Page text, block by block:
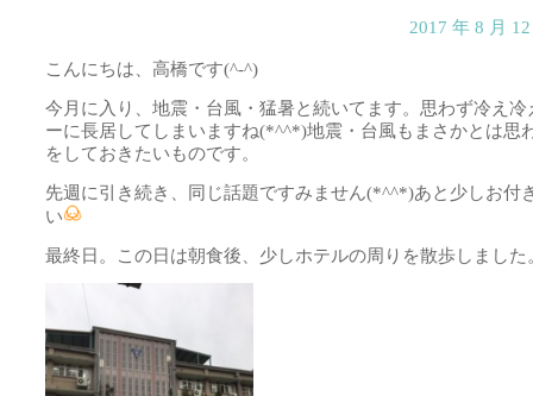
2017 年 8 月
こんにちは、高橋です(^-^)
今月に入り、地震・台風・猛暑と続いてます。思わず冷え冷
ーに長居してしまいますね(*^^*)地震・台風もまさかとは思
をしておきたいものです。
先週に引き続き、同じ話題ですみません(*^^*)あと少しお付
い
最終日。この日は朝食後、少しホテルの周りを散歩しました